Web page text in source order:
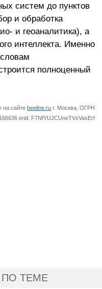
систем до пунктов
и обработка
и геоаналитика), а
интеллекта. Именно
полноценный
сайте beeline.ru г. Москва, ОГРН
erid: F7NfYUJCUneTVxVasErf
ТЕМЕ